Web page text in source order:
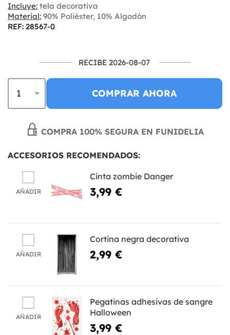
Incluye: tela decorativa
Material: 90% Poliéster, 10% Algodón
REF: 28567-0
RECIBE 2026-08-07
COMPRAR AHORA
COMPRA 100% SEGURA EN FUNIDELIA
ACCESORIOS RECOMENDADOS:
AÑADIR
Cinta zombie Danger
3,99 €
AÑADIR
Cortina negra decorativa
2,99 €
AÑADIR
Pegatinas adhesivas de sangre
Halloween
3,99 €